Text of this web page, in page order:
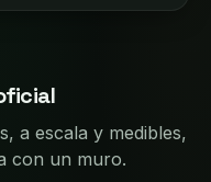
a escala y medibles,
con un muro.